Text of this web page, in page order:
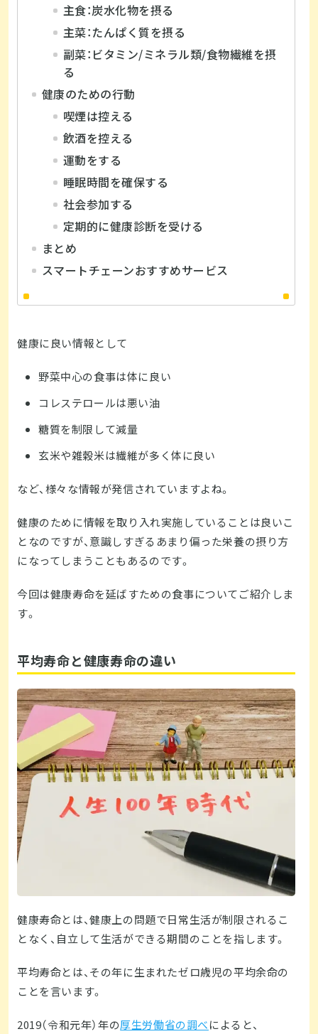
主食：炭水化物を摂る
主菜：たんぱく質を摂る
副菜：ビタミン/ミネラル類/食物繊維を摂
る
健康のための行動
喫煙は控える
飲酒を控える
運動をする
睡眠時間を確保する
社会参加する
定期的に健康診断を受ける
まとめ
スマートチェーンおすすめサービス
健康に良い情報として
野菜中心の食事は体に良い
コレステロールは悪い油
糖質を制限して減量
玄米や雑穀米は繊維が多く体に良い
など、様々な情報が発信されていますよね。
健康のために情報を取り入れ実施していることは良いこ
となのですが、意識しすぎるあまり偏った栄養の摂り方
になってしまうこともあるのです。
今回は健康寿命を延ばすための食事についてご紹介しま
す。
平均寿命と健康寿命の違い
健康寿命とは、健康上の問題で日常生活が制限されるこ
となく、自立して生活ができる期間のことを指します。
平均寿命とは、その年に生まれたゼロ歳児の平均余命の
ことを言います。
2019（令和元年）年の厚生労働省の調べによると、